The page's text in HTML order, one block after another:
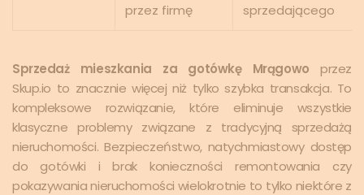
przez firmę
sprzedającego
Sprzedaż mieszkania za gotówkę Mrągowo przez
Skup.io to znacznie więcej niż tylko szybka transakcja. To
kompleksowe rozwiązanie, które eliminuje wszystkie
klasyczne problemy związane z tradycyjną sprzedażą
nieruchomości. Bezpieczeństwo, natychmiastowy dostęp
do gotówki i brak konieczności remontowania czy
pokazywania nieruchomości wielokrotnie to tylko niektóre z